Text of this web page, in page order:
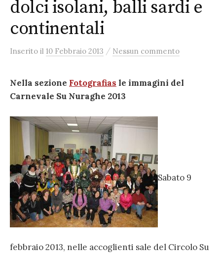
dolci isolani, balli sardi e
continentali
Inserito il 10 Febbraio 2013 / Nessun commento
Nella sezione Fotografias le immagini del
Carnevale Su Nuraghe 2013
Sabato 9
febbraio 2013, nelle accoglienti sale del Circolo Su